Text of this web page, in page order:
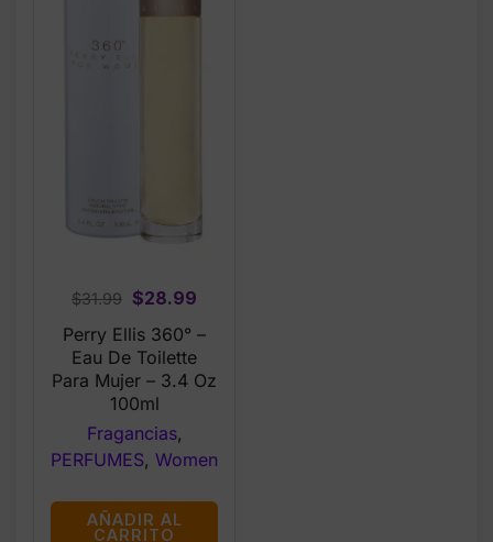
$31.99 Original
price
was:
$31.99.
$28.99
$28.99.
Perry Ellis 360° –
Eau De Toilette
Para Mujer – 3.4 Oz
100ml
Fragancias,
PERFUMES, Women
AÑADIR AL
CARRITO